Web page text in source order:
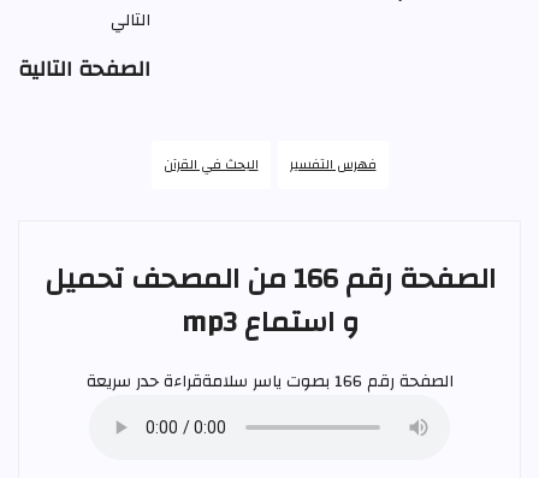
التالي
الصفحة التالية
فهرس التفسير البحث في القرآن
الصفحة رقم 166 من المصحف تحميل
و استماع mp3
الصفحة رقم 166 بصوت ياسر سلامةقراءة حدر سريعة